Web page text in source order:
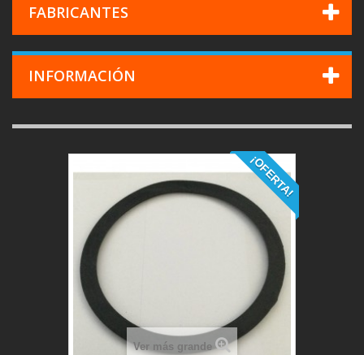
FABRICANTES
INFORMACIÓN
¡OFERTA!
Ver más grande